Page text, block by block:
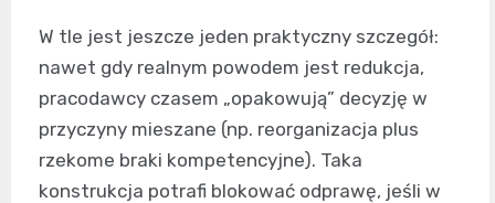
W tle jest jeszcze jeden praktyczny szczegół:
nawet gdy realnym powodem jest redukcja,
pracodawcy czasem „opakowują” decyzję w
przyczyny mieszane (np. reorganizacja plus
rzekome braki kompetencyjne). Taka
konstrukcja potrafi blokować odprawę, jeśli w